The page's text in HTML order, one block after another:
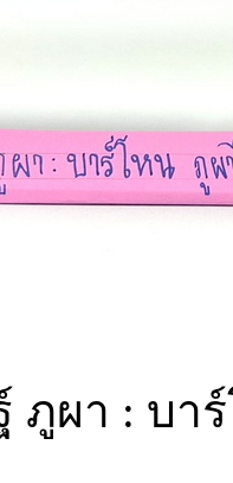
ภูผา : บา